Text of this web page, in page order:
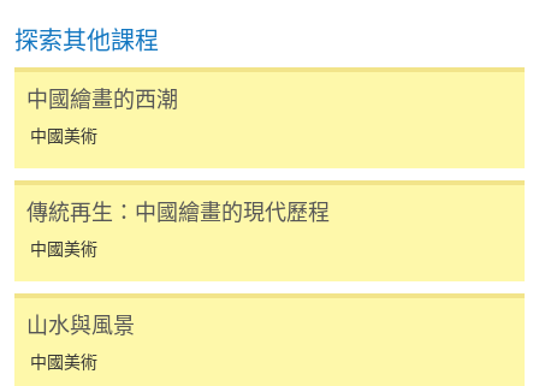
親身報名/郵遞
報讀新課程
凡以「先到先得」為取錄方式的課程，請填妥
SF26報名表，親往報名中心或以郵遞方式連同學
費以及所需證明文件呈交。
[
申請學歷頒授及專業課程可能需要其他資料，報名
探索其他課程
中國繪畫的西潮
中國美術
傳統再生：中國繪畫的現代歷程
中國美術
山水與風景
中國美術